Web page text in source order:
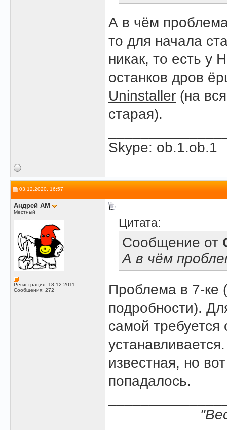
А в чём
то для начала
никак, то есть у
останков дров
Uninstaller (на
старая).
Skype: ob.1.ob.1
03.12.2020, 16:57
Андрей АМ
Местный
Регистрация: 18.12.2011
Сообщения: 272
Цитата:
Сообщение от
А в чём
Проблема в 7-ке
подробности).
самой требуется
известная, но
попадалось.